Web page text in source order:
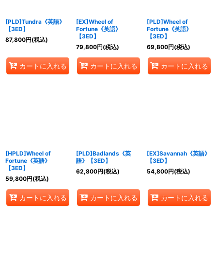
[PLD]Tundra《英語》
【3ED】
87,800円(税込)
カートに入れる
[EX]Wheel of
Fortune《英語》
【3ED】
79,800円(税込)
カートに入れる
[PLD]Wheel of
Fortune《英語》
【3ED】
69,800円(税込)
カートに入れる
[HPLD]Wheel of
Fortune《英語》
【3ED】
59,800円(税込)
カートに入れる
[PLD]Badlands《英
語》【3ED】
62,800円(税込)
カートに入れる
[EX]Savannah《英語》
【3ED】
54,800円(税込)
カートに入れる